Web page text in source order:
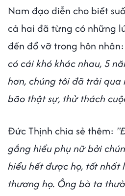
Nam đạo diễn cho biết
cả hai đã từng có những
đến đổ vỡ trong hôn nhân:
có cái khó khác nhau, 5
hơn, chúng tôi đã trải
bão thật sự, thử thách
Đức Thịnh chia sẻ thêm:
gắng hiểu phụ nữ bởi
hiểu hết được họ, tốt nhất
thương họ. Ông bà ta